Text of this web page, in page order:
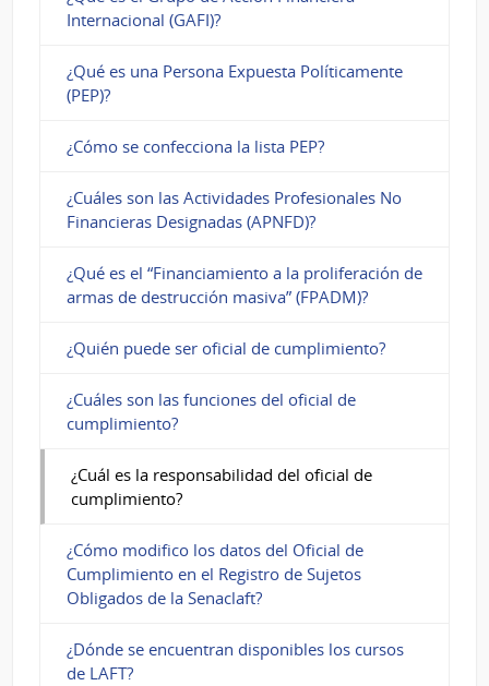
Internacional (GAFI)?
¿Qué es una Persona Expuesta Políticamente
(PEP)?
¿Cómo se confecciona la lista PEP?
¿Cuáles son las Actividades Profesionales No
Financieras Designadas (APNFD)?
¿Qué es el “Financiamiento a la proliferación de
armas de destrucción masiva” (FPADM)?
¿Quién puede ser oficial de cumplimiento?
¿Cuáles son las funciones del oficial de
cumplimiento?
¿Cuál es la responsabilidad del oficial de
cumplimiento?
¿Cómo modifico los datos del Oficial de
Cumplimiento en el Registro de Sujetos
Obligados de la Senaclaft?
¿Dónde se encuentran disponibles los cursos
de LAFT?